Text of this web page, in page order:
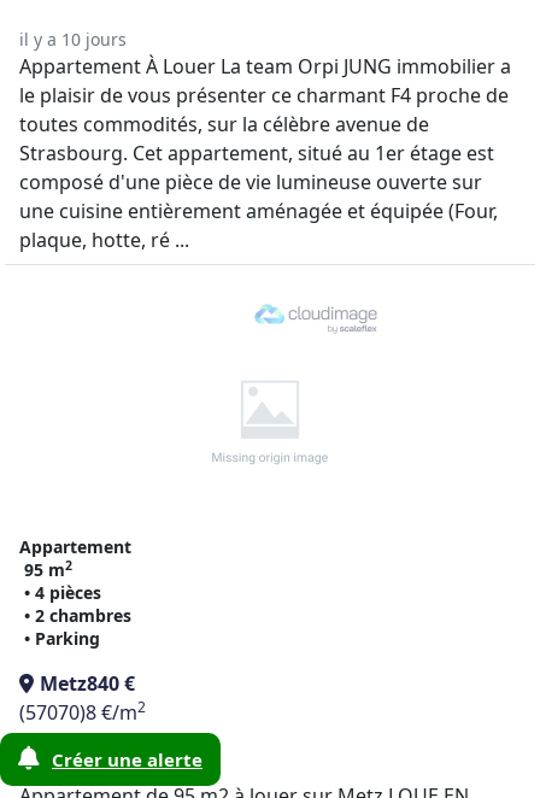
il y a 10 jours
Appartement À Louer La team Orpi JUNG immobilier a
le plaisir de vous présenter ce charmant F4 proche de
toutes commodités, sur la célèbre avenue de
Strasbourg. Cet appartement, situé au 1er étage est
composé d'une pièce de vie lumineuse ouverte sur
une cuisine entièrement aménagée et équipée (Four,
plaque, hotte, ré ...
Appartement
95 m2
• 4 pièces
• 2 chambres
• Parking
Metz840 €
(57070)8 €/m2
il y a 10 jours
Créer une alerte